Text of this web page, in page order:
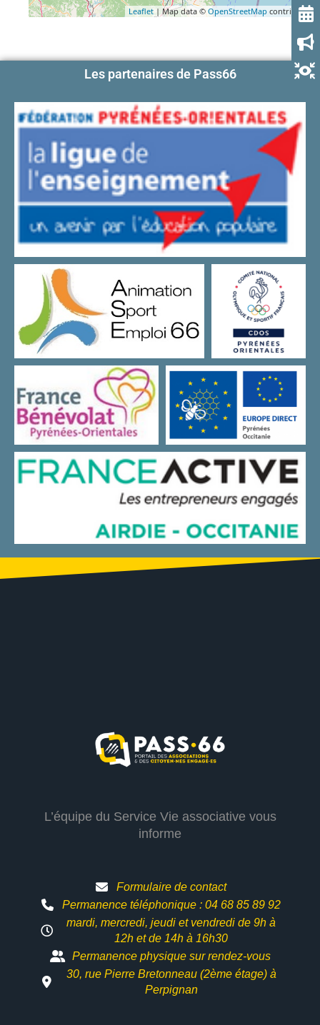
Leaflet | Map data ©OpenStreetMap contributors
Les partenaires de Pass66
L’équipe du Service Vie associative vous
informe
Formulaire de contact
Permanence téléphonique : 04 68 85 89 92
mardi, mercredi, jeudi et vendredi de 9h à
12h etde 14h à 16h30
Permanence physique sur rendez-vous
30, rue Pierre Bretonneau (2ème étage) à
Perpignan